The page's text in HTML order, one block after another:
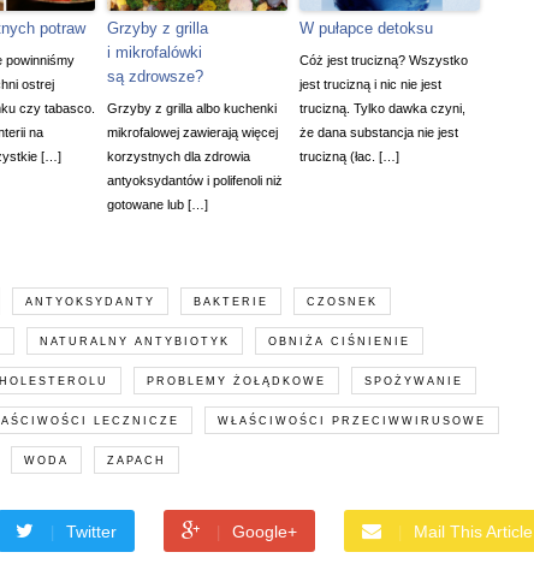
potraw
powinniśmy
ostrej
czy tabasco.
na
[…]
Grzyby z grilla
i mikrofalówki
są zdrowsze?
Grzyby z grilla albo kuchenki
mikrofalowej zawierają więcej
korzystnych dla zdrowia
antyoksydantów i polifenoli niż
gotowane lub […]
W pułapce detoksu
Cóż jest trucizną? Wszystko
jest trucizną i nic nie jest
trucizną. Tylko dawka czyni,
że dana substancja nie jest
trucizną (łac. […]
ANTYOKSYDANTY BAKTERIE CZOSNEK
NATURALNY ANTYBIOTYK OBNIŻA CIŚNIENIE
PROBLEMY ŻOŁĄDKOWE SPOŻYWANIE
LECZNICZE WŁAŚCIWOŚCI PRZECIWWIRUSOWE
WODA ZAPACH
Twitter Google+ Mail This Article